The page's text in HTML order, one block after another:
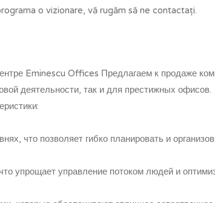
o vizionare, vă rugăm să ne contactați.
Eminescu Offices Предлагаем к продаже
деятельности, так и для престижных офисов.
что позволяет гибко планировать и
упрощает управление потоком людей и